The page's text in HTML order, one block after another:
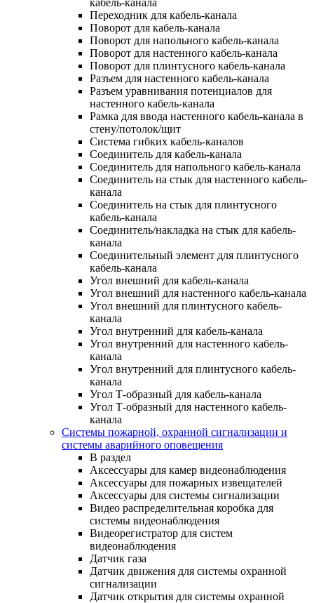
Переходник для кабель-канала
Поворот для кабель-канала
Поворот для напольного кабель-канала
Поворот для настенного кабель-канала
Поворот для плинтусного кабель-канала
Разъем для настенного кабель-канала
Разъем уравнивания потенциалов для
настенного кабель-канала
Рамка для ввода настенного кабель-канала в
стену/потолок/щит
Система гибких кабель-каналов
Соединитель для кабель-канала
Соединитель для напольного кабель-канала
Соединитель на стык для настенного кабель-
канала
Соединитель на стык для плинтусного
кабель-канала
Соединитель/накладка на стык для кабель-
канала
Соединительный элемент для плинтусного
кабель-канала
Угол внешний для кабель-канала
Угол внешний для настенного кабель-канала
Угол внешний для плинтусного кабель-
канала
Угол внутренний для кабель-канала
Угол внутренний для настенного кабель-
канала
Угол внутренний для плинтусного кабель-
канала
Угол Т-образный для кабель-канала
Угол Т-образный для настенного кабель-
канала
Системы пожарной, охранной сигнализации и
системы аварийного оповещения
В раздел
Аксессуары для камер видеонаблюдения
Аксессуары для пожарных извещателей
Аксессуары для системы сигнализации
Видео распределительная коробка для
системы видеонаблюдения
Видеорегистратор для систем
видеонаблюдения
Датчик газа
Датчик движения для системы охранной
сигнализации
Датчик открытия для системы охранной